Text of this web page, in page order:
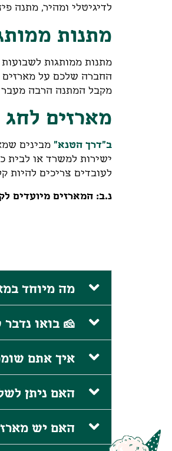
לדיגיטלי ומהיר, מתנה
מתנות
מתנות ממותגות
החברה שלכם על
מקבל המתנה הרבה מעבר
מארזים
ב"דרך הטנא" מבינים
ישירות למשרד או לבית
לעובדים צריכים להיות
נ.ב: המארזים מיועדים
מה מיוחד
🧀 בואו
איך אתם
האם ניתן
האם יש